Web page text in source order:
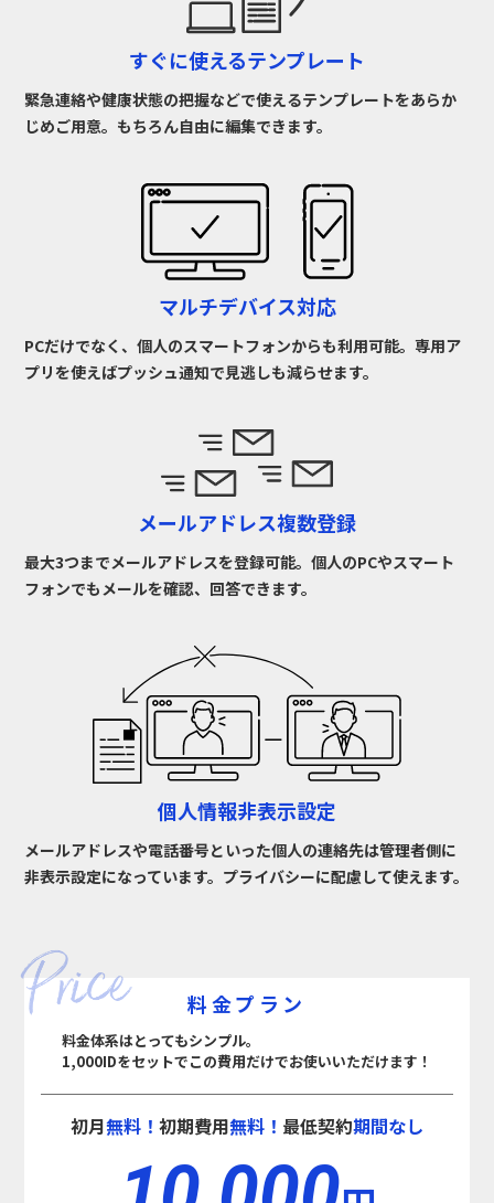
すぐに使えるテンプレート
緊急連絡や健康状態の把握などで使えるテンプレートをあらか
じめご用意。もちろん自由に編集できます。
マルチデバイス対応
PCだけでなく、個人のスマートフォンからも利用可能。専用ア
プリを使えばプッシュ通知で見逃しも減らせます。
メールアドレス複数登録
最大3つまでメールアドレスを登録可能。個人のPCやスマート
フォンでもメールを確認、回答できます。
個人情報非表示設定
メールアドレスや電話番号といった個人の連絡先は管理者側に
非表示設定になっています。プライバシーに配慮して使えます。
料金プラン
料金体系はとってもシンプル。
1,000IDをセットでこの費用だけでお使いいただけます！
初月無料！ 初期費用無料！ 最低契約期間なし